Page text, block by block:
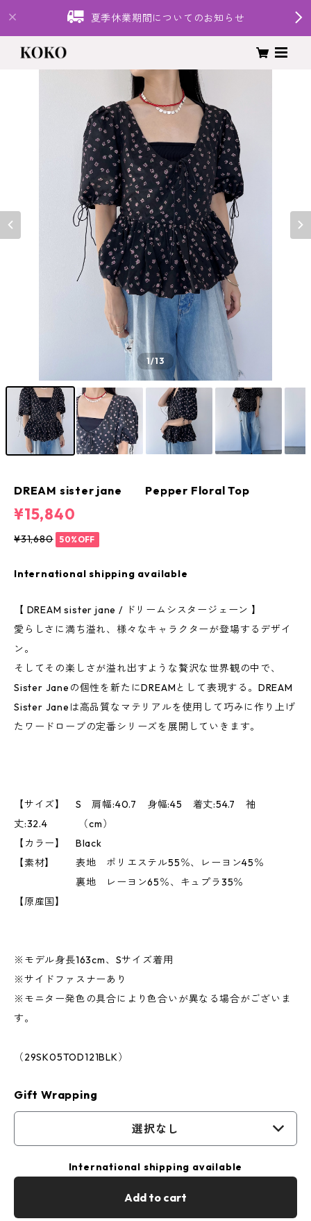
夏季休業期間についてのお知らせ
1/13
DREAM sister jane Pepper Floral Top
¥15,840
¥31,680 50%OFF
International shipping available
【 DREAM sister jane / ドリームシスタージェーン 】
愛らしさに満ち溢れ、様々なキャラクターが登場するデザイ
ン。
そしてその楽しさが溢れ出すような贅沢な世界観の中で、
Sister Janeの個性を新たにDREAMとして表現する。DREAM
Sister Janeは高品質なマテリアルを使用して巧みに作り上げ
たワードローブの定番シリーズを展開していきます。
【サイズ】 S 肩幅:40.7 身幅:45 着丈:54.7 袖
丈:32.4 （cm）
【カラー】 Black
【素材】 表地 ポリエステル55％、レーヨン45％
裏地 レーヨン65％、キュプラ35％
【原産国】
※モデル身長163cm、Sサイズ着用
※サイドファスナーあり
※モニター発色の具合により色合いが異なる場合がございま
す。
（29SK05TOD121BLK）
Gift Wrapping
選択なし
International shipping available
Add to cart